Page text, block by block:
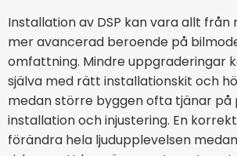
Installation av DSP kan vara allt
mer avancerad beroende på
omfattning. Mindre uppgraderingar
själva med rätt installationskit och
medan större byggen ofta tjänar på
installation och injustering. En
förändra hela ljudupplevelsen